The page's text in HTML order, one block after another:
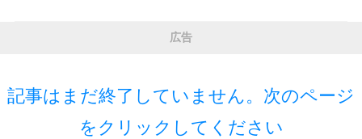
広告
記事はまだ終了していません。次のページ
をクリックしてください